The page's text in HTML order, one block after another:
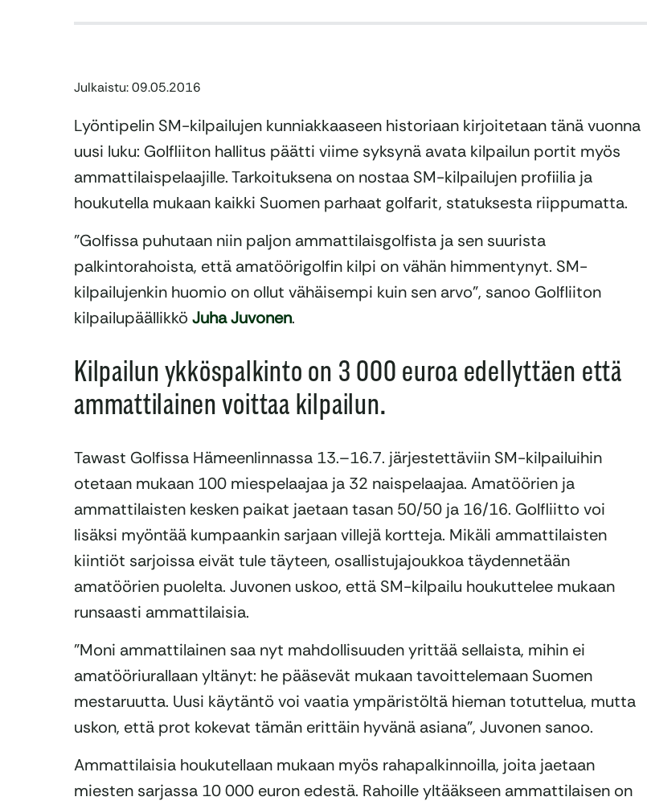
Julkaistu: 09.05.2016
Lyöntipelin SM-kilpailujen kunniakkaaseen historiaan kirjoitetaan tänä vuonna
uusi luku: Golfliiton hallitus päätti viime syksynä avata kilpailun portit myös
ammattilaispelaajille. Tarkoituksena on nostaa SM-kilpailujen profiilia ja
houkutella mukaan kaikki Suomen parhaat golfarit, statuksesta riippumatta.
”Golfissa puhutaan niin paljon ammattilaisgolfista ja sen suurista
palkintorahoista, että amatöörigolfin kilpi on vähän himmentynyt. SM-
kilpailujenkin huomio on ollut vähäisempi kuin sen arvo”, sanoo Golfliiton
kilpailupäällikkö Juha Juvonen.
Kilpailun ykköspalkinto on 3 000 euroa edellyttäen että
ammattilainen voittaa kilpailun.
Tawast Golfissa Hämeenlinnassa 13.–16.7. järjestettäviin SM-kilpailuihin
otetaan mukaan 100 miespelaajaa ja 32 naispelaajaa. Amatöörien ja
ammattilaisten kesken paikat jaetaan tasan 50/50 ja 16/16. Golfliitto voi
lisäksi myöntää kumpaankin sarjaan villejä kortteja. Mikäli ammattilaisten
kiintiöt sarjoissa eivät tule täyteen, osallistujajoukkoa täydennetään
amatöörien puolelta. Juvonen uskoo, että SM-kilpailu houkuttelee mukaan
runsaasti ammattilaisia.
”Moni ammattilainen saa nyt mahdollisuuden yrittää sellaista, mihin ei
amatööriurallaan yltänyt: he pääsevät mukaan tavoittelemaan Suomen
mestaruutta. Uusi käytäntö voi vaatia ympäristöltä hieman totuttelua, mutta
uskon, että prot kokevat tämän erittäin hyvänä asiana”, Juvonen sanoo.
Ammattilaisia houkutellaan mukaan myös rahapalkinnoilla, joita jaetaan
miesten sarjassa 10 000 euron edestä. Rahoille yltääkseen ammattilaisen on